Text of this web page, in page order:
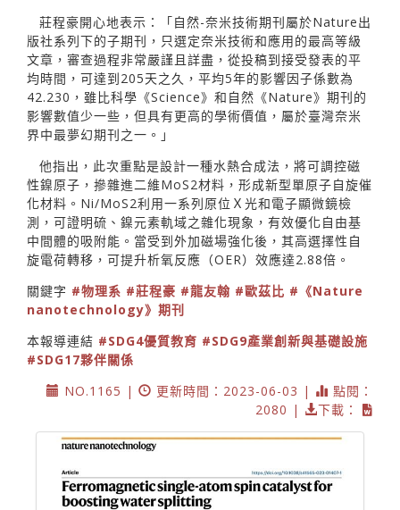
莊程豪開心地表示：「自然-奈米技術期刊屬於Nature出
版社系列下的子期刊，只選定奈米技術和應用的最高等級
文章，審查過程非常嚴謹且詳盡，從投稿到接受發表的平
均時間，可達到205天之久，平均5年的影響因子係數為
42.230，雖比科學《Science》和自然《Nature》期刊的
影響數值少一些，但具有更高的學術價值，屬於臺灣奈米
界中最夢幻期刊之一。」
他指出，此次重點是設計一種水熱合成法，將可調控磁
性鎳原子，摻雜進二維MoS2材料，形成新型單原子自旋催
化材料。Ni/MoS2利用一系列原位Ｘ光和電子顯微鏡檢
測，可證明硫、鎳元素軌域之雜化現象，有效優化自由基
中間體的吸附能。當受到外加磁場強化後，其高選擇性自
旋電荷轉移，可提升析氧反應（OER）效應達2.88倍。
關鍵字 #物理系 #莊程豪 #龍友翰 #歐茲比 #《Nature
nanotechnology》期刊
本報導連結 #SDG4優質教育 #SDG9產業創新與基礎設施
#SDG17夥伴關係
NO.1165 |
更新時間：2023-06-03 |
點閱：
2080 |
下載：